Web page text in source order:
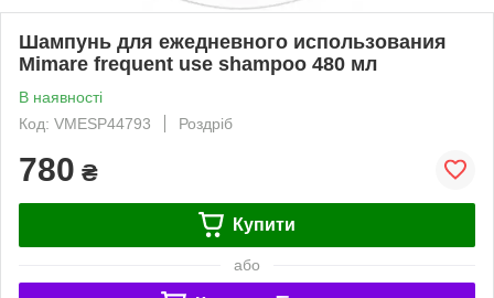
Шампунь для ежедневного использования
Mimare frequent use shampoo 480 мл
В наявності
Код: VMESP44793
Роздріб
780 ₴
Купити
або